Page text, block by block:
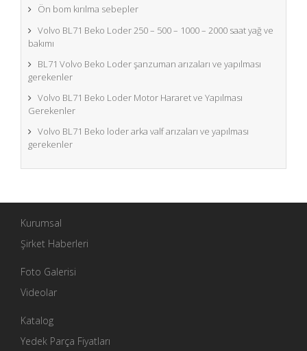
Ön bom kırılma sebepler
Volvo BL71 Beko Loder 250 – 500 – 1000 – 2000 saat yağ ve
bakımı
BL71 Volvo Beko Loder şanzuman arızaları ve yapılması
gerekenler
Volvo BL71 Beko Loder Motor Hararet ve Yapılması
Gerekenler
Volvo BL71 Beko loder arka valf arızaları ve yapılması
gerekenler
Kurumsal
Şirket Haberleri
Foto Galerisi
Videolar
Katalog
Yedek Parça Fiyatları